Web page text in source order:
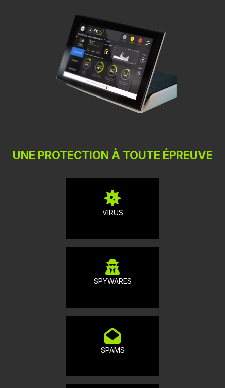
UNE PROTECTION À TOUTE ÉPREUVE
VIRUS
SPYWARES
SPAMS